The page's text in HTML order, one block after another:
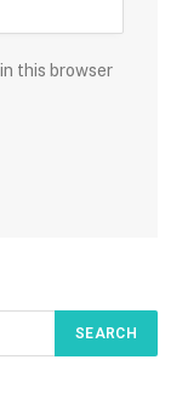
this browser